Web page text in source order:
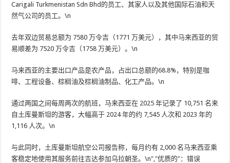
Carigali Turkmenistan Sdn Bhd的员工、其家人以及其他国际石油和天
然气公司的员工。\n
去年双边贸易总额为 7580 万令吉（1771 万美元），其中马来西亚的贸
易顺差为 7520 万令吉（1758 万美元）。\n
马来西亚的主要出口产品是农产品，占出口总额的68.8%，特别是咖
啡、工程设备、棕榈油及棕榈油制品、化工产品。\n
通过两国之间每周两次的航班，马来西亚在 2025 年记录了 10,751 名来
自土库曼斯坦的游客，大幅高于 2024 年的约 7,545 人次和 2023 年的
1,116 人次。\n
与此同时，土库曼斯坦航空公司报告称，每月约有 2,000 名马来西亚乘
客稳定地使用其服务前往吉达参加乌拉朝圣。\n","优质的"：错误